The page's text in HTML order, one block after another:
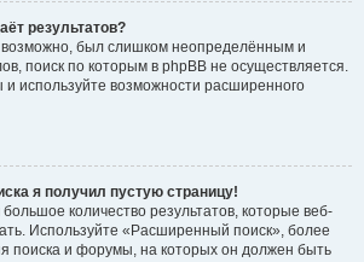
результатов?
был слишком неопределённым и
поиск по которым в phpBB не осуществляется.
и используйте возможности расширенного
я получил пустую страницу!
количество результатов, которые веб-
Используйте «Расширенный поиск», более
поиска и форумы, на которых он должен быть